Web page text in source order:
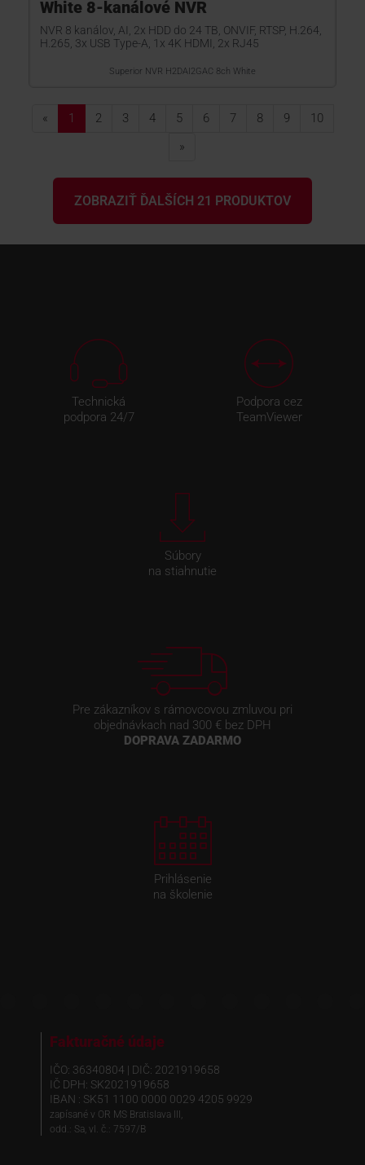
White 8-kanálové NVR
NVR 8 kanálov, AI, 2x HDD do 24 TB, ONVIF, RTSP, H.264,
H.265, 3x USB Type-A, 1x 4K HDMI, 2x RJ45
Superior NVR H2DAI2GAC 8ch White
« 1 2 3 4 5 6 7 8 9
10
»
ZOBRAZIŤ ĎALŠÍCH 21 PRODUKTOV
Technická
podpora 24/7
Podpora cez
TeamViewer
Súbory
na stiahnutie
Pre zákazníkov s rámovcovou zmluvou pri
objednávkach nad 300 € bez DPH
DOPRAVA ZADARMO
Prihlásenie
na školenie
Fakturačné údaje
IČO: 36340804 | DIČ: 2021919658
IČ DPH: SK2021919658
IBAN : SK51 1100 0000 0029 4205 9929
zapísané v OR MS Bratislava III,
odd.: Sa, vl. č.: 7597/B